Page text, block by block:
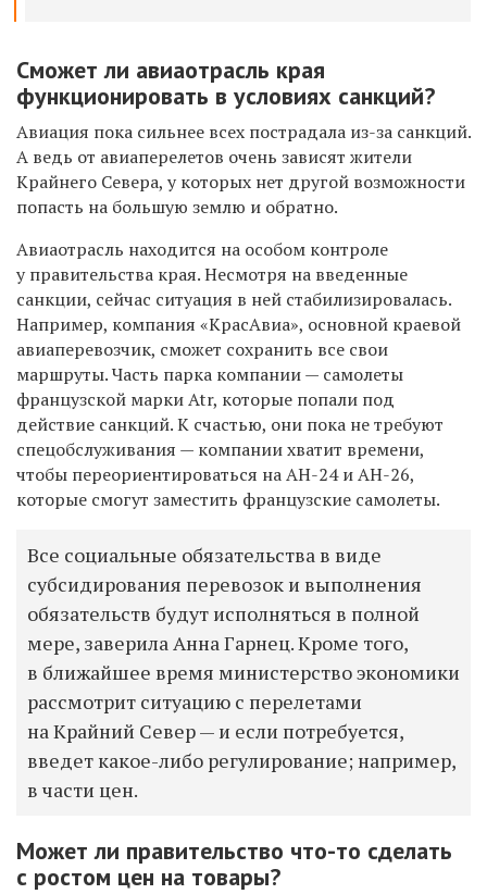
Сможет ли авиаотрасль края
функционировать в условиях санкций?
Авиация пока сильнее всех пострадала из-за санкций.
А ведь от авиаперелетов очень зависят жители
Крайнего Севера, у которых нет другой возможности
попасть на большую землю и обратно.
Авиаотрасль находится на особом контроле
у правительства края.Несмотря на введенные
санкции, сейчас ситуация в ней стабилизировалась.
Например, компания «КрасАвиа», основной краевой
авиаперевозчик, сможет сохранить все свои
маршруты. Часть парка компании — самолеты
французской маркиAtr, которые попали под
действие санкций. К счастью, они пока не требуют
спецобслуживания — компании хватит времени,
чтобы переориентироваться на АН-24 и АН-26,
которые смогут заместить французские самолеты.
Все социальные обязательства в виде
субсидирования перевозок и выполнения
обязательств будут исполняться в полной
мере, заверила Анна Гарнец. Кроме того,
в ближайшее время министерство экономики
рассмотрит ситуацию с перелетами
на Крайний Север — и если потребуется,
введет какое-либо регулирование; например,
в части цен.
Может ли правительство что-то сделать
с ростом цен на товары?